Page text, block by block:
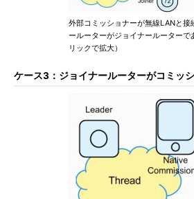
外部コミッショナーが無線LANと接
ールーターがジョイナールーターで
リックで拡大）
ケース3：ジョイナールーターがコミッ